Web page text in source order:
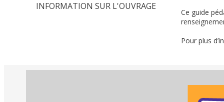
INFORMATION SUR L'OUVRAGE
Ce guide
Pour plus